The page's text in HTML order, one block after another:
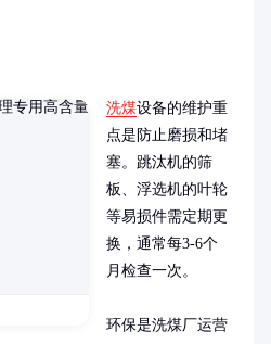
洗煤设备的维护重
点是防止磨损和堵
塞。跳汰机的筛
板、浮选机的叶轮
等易损件需定期更
换，通常每3-6个
月检查一次。
环保是洗煤厂运营